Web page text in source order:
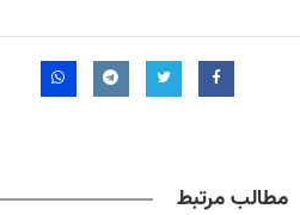
مطالب مرتبط